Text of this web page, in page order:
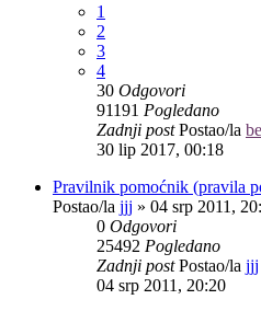
1
2
3
4
30 Odgovori
91191 Pogledano
Zadnji postPostao/la
30 lip 2017, 00:18
Pravilnik pomoćnik (pravila
Postao/la jjj » 04 srp 2011,
0 Odgovori
25492 Pogledano
Zadnji postPostao/la jjj
04 srp 2011, 20:20